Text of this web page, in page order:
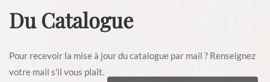
Du Catalogue
Pour recevoir la mise à jour du catalogue par mail ? Renseignez
votre mail s'il vous plaît.